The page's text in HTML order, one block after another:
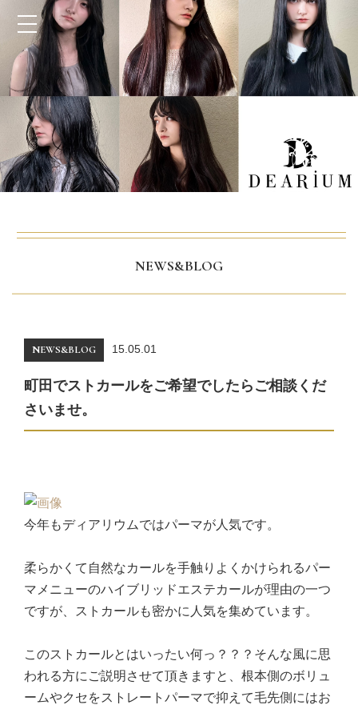
NEWS&BLOG
NEWS&BLOG 15.05.01
町田でストカールをご希望でしたらご相談くだ
さいませ。
今年もディアリウムではパーマが人気です。
柔らかくて自然なカールを手触りよくかけられるパー
マメニューのハイブリッドエステカールが理由の一つ
ですが、ストカールも密かに人気を集めています。
このストカールとはいったい何っ？？？そんな風に思
われる方にご説明させて頂きますと、根本側のボリュ
ームやクセをストレートパーマで抑えて毛先側にはお